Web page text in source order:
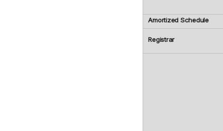
Amortized Schedule
Registrar